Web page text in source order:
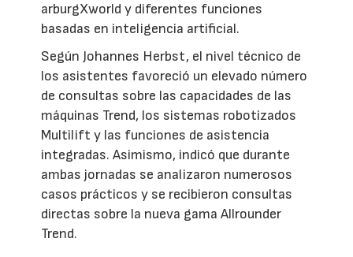
arburgXworld y diferentes funciones
basadas en inteligencia artificial.
Según Johannes Herbst, el nivel técnico de
los asistentes favoreció un elevado número
de consultas sobre las capacidades de las
máquinas Trend, los sistemas robotizados
Multilift y las funciones de asistencia
integradas. Asimismo, indicó que durante
ambas jornadas se analizaron numerosos
casos prácticos y se recibieron consultas
directas sobre la nueva gama Allrounder
Trend.